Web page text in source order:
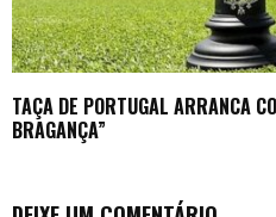
TAÇA DE PORTUGAL ARRANCA
BRAGANÇA”